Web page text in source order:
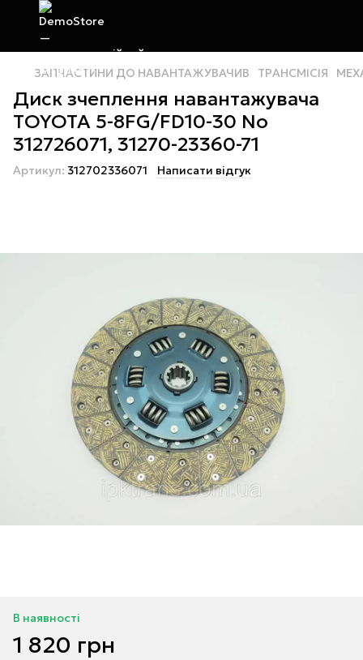
ЗАПЧАСТИНИ ДО НАВАНТАЖУВАЧИВ ТРАНСМІСІЯ
Диск зчеплення навантажувача
ТOYOTA 5-8FG/FD10-30 No
312726071, 31270-23360-71
Артикул: 312702336071 Написати відгук
В наявності
1 820 грн